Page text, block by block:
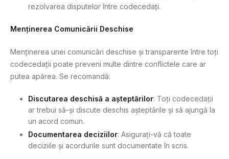
rezolvarea disputelor între codecedați.
Menținerea Comunicării Deschise
Menținerea unei comunicări deschise și transparente între toți
codecedații poate preveni multe dintre conflictele care ar
putea apărea. Se recomandă:
Discutarea deschisă a așteptărilor: Toți codecedații
ar trebui să-și discute deschis așteptările și să ajungă la
un acord comun.
Documentarea deciziilor: Asigurați-vă că toate
deciziile și acordurile sunt documentate în scris.